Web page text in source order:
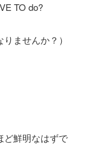
TO do?
ませんか？）
鮮明なはずで